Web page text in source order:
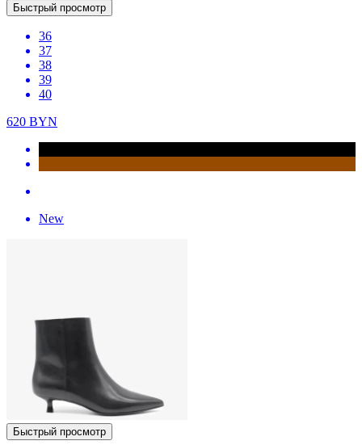
Быстрый просмотр
36
37
38
39
40
620 BYN
New
Быстрый просмотр